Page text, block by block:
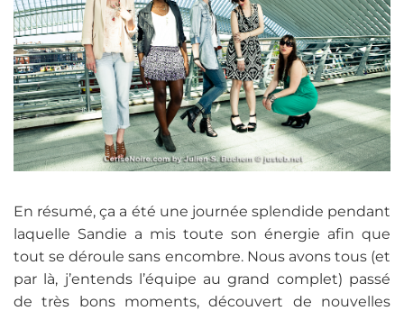
En résumé, ça a été une journée splendide pendant
laquelle Sandie a mis toute son énergie afin que
tout se déroule sans encombre. Nous avons tous (et
par là, j’entends l’équipe au grand complet) passé
de très bons moments, découvert de nouvelles